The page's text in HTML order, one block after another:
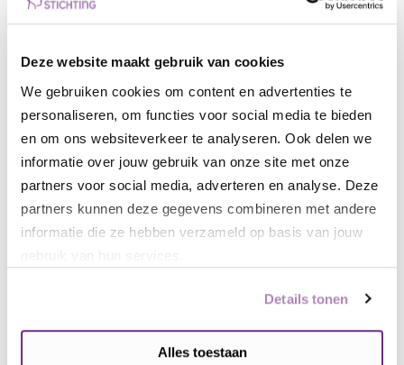
Deze website maakt gebruik van cookies
We gebruiken cookies om content en advertenties te
personaliseren, om functies voor social media te bieden
en om ons websiteverkeer te analyseren. Ook delen we
informatie over jouw gebruik van onze site met onze
partners voor social media, adverteren en analyse. Deze
partners kunnen deze gegevens combineren met andere
informatie die ze hebben verzameld op basis van jouw
Details tonen
Alles toestaan
•De ziekte van Parkinson
Behandelen van
gedragsverandering
Als gedragsveranderingen veroorzaakt worden
door schade aan je hersenen, gaan ze meestal niet
meer over. Uit jezelf manieren vinden om ermee om
te gaan, gaat niet vanzelf, doordat je eigen inzicht
lastig om aan te passen aan de
gedragsverandering. Daarom is hulp bij het maken